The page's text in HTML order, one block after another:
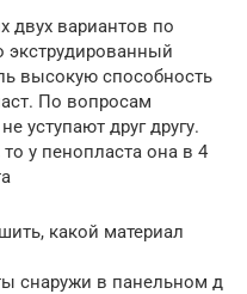
двух вариантов по
экструдированный
высокую способность
По вопросам
уступают друг другу.
у пенопласта она в 4
какой материал
снаружи в панельном д